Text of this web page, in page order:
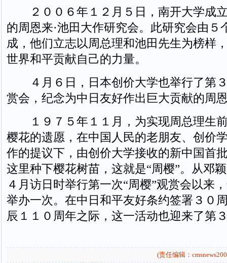
２００６年１２月５日，南开大学成
的周恩来·池田大作研究会。此研究会由５
成，他们立志以周总理和池田先生为榜样
世界和平贡献自己的力量。
４月６日，日本创价大学也举行了第３
赏会，纪念为中日友好作出巨大贡献的周
１９７５年１１月，为实现周总理生
樱花的遗愿，在中国人民的老朋友、创价
作的提议下，由创价大学接收的新中国首
这里种下樱花树苗，这就是“周樱”。从邓
４月访日时举行第一次“周樱”观赏会以来
举办一次。在中日和平友好条约签署３０
辰１１０周年之际，这一活动也迎来了第
(责任编辑：